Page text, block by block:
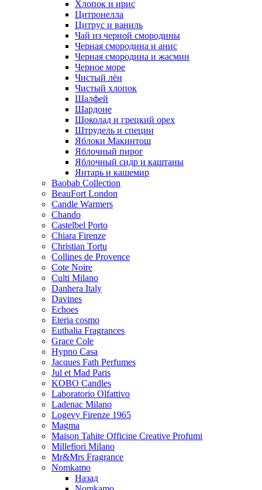
Хлопок и ирис
Цитронелла
Цитрус и ваниль
Чай из черной смородины
Черная смородина и анис
Черная смородина и жасмин
Черное море
Чистый лён
Чистый хлопок
Шалфей
Шардоне
Шоколад и грецкий орех
Штрудель и специи
Яблоки Макинтош
Яблочный пирог
Яблочный сидр и каштаны
Янтарь и кашемир
Baobab Collection
BeauFort London
Candle Warmers
Chando
Castelbel Porto
Chiara Firenze
Christian Tortu
Collines de Provence
Cote Noire
Culti Milano
Danhera Italy
Davines
Echoes
Eteria cosmo
Euthalia Fragrances
Grace Cole
Hypno Casa
Jacques Fath Perfumes
Jul et Mad Paris
KOBO Candles
Laboratorio Olfattivo
Ladenac Milano
Logevy Firenze 1965
Magma
Maison Tahite Officine Creative Profumi
Millefiori Milano
Mr&Mrs Fragrance
Nomkamo
Назад